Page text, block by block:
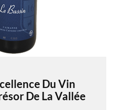
Du Vin
De La Vallée